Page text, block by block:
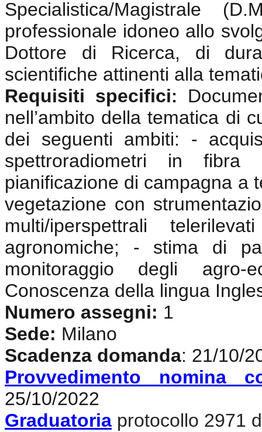
Specialistica/Magistrale
professionale idoneo allo
Dottore di Ricerca, di
scientifiche attinenti alla
Requisiti specifici:
nell’ambito della tematica di
dei seguenti ambiti: -
spettroradiometri in fibra
pianificazione di campagna a
vegetazione con
multi/iperspettrali
agronomiche; - stima di
monitoraggio degli agro-
Conoscenza della lingua
Numero assegni: 1
Sede: Milano
Scadenza domanda: 21/10/
Provvedimento nomina
25/10/2022
Graduatoria protocollo 2971